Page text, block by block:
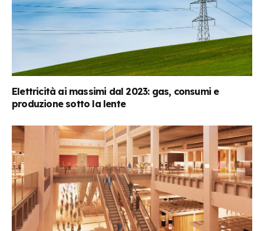
Elettricità ai massimi dal 2023: gas, consumi e
produzione sotto la lente